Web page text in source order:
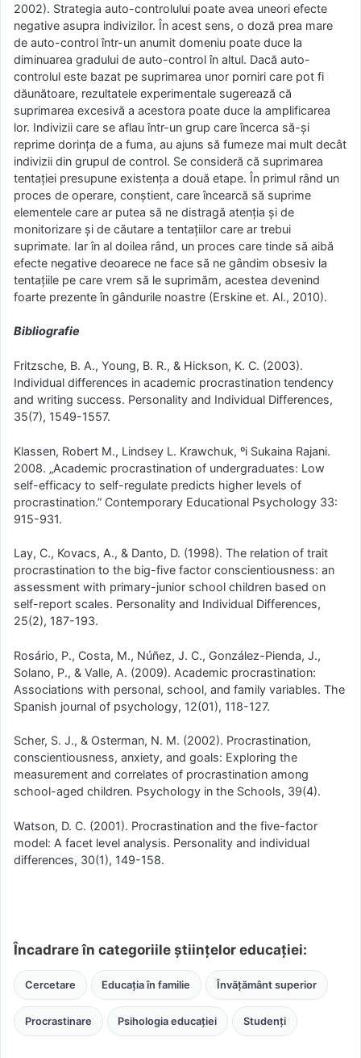
2002). Strategia auto-controlului poate avea uneori efecte
negative asupra indivizilor. În acest sens, o doză prea mare
de auto-control într-un anumit domeniu poate duce la
diminuarea gradului de auto-control în altul. Dacă auto-
controlul este bazat pe suprimarea unor porniri care pot fi
dăunătoare, rezultatele experimentale sugerează că
suprimarea excesivă a acestora poate duce la amplificarea
lor. Indivizii care se aflau într-un grup care încerca să-și
reprime dorința de a fuma, au ajuns să fumeze mai mult decât
indivizii din grupul de control. Se consideră că suprimarea
tentației presupune existența a două etape. În primul rând un
proces de operare, conștient, care încearcă să suprime
elementele care ar putea să ne distragă atenția și de
monitorizare și de căutare a tentațiilor care ar trebui
suprimate. Iar în al doilea rând, un proces care tinde să aibă
efecte negative deoarece ne face să ne gândim obsesiv la
tentațiile pe care vrem să le suprimăm, acestea devenind
foarte prezente în gândurile noastre (Erskine et. Al., 2010).
Bibliografie
Fritzsche, B. A., Young, B. R., & Hickson, K. C. (2003).
Individual differences in academic procrastination tendency
and writing success. Personality and Individual Differences,
35(7), 1549-1557.
Klassen, Robert M., Lindsey L. Krawchuk, ºi Sukaina Rajani.
2008. „Academic procrastination of undergraduates: Low
self-efficacy to self-regulate predicts higher levels of
procrastination.” Contemporary Educational Psychology 33:
915-931.
Lay, C., Kovacs, A., & Danto, D. (1998). The relation of trait
procrastination to the big-five factor conscientiousness: an
assessment with primary-junior school children based on
self-report scales. Personality and Individual Differences,
25(2), 187-193.
Rosário, P., Costa, M., Núñez, J. C., González-Pienda, J.,
Solano, P., & Valle, A. (2009). Academic procrastination:
Associations with personal, school, and family variables. The
Spanish journal of psychology, 12(01), 118-127.
Scher, S. J., & Osterman, N. M. (2002). Procrastination,
conscientiousness, anxiety, and goals: Exploring the
measurement and correlates of procrastination among
school-aged children. Psychology in the Schools, 39(4).
Watson, D. C. (2001). Procrastination and the five-factor
model: A facet level analysis. Personality and individual
differences, 30(1), 149-158.
Încadrare în categoriile științelor educației:
Cercetare Educația în familie Învățământ superior
Procrastinare Psihologia educației Studenți